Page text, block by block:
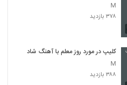
M
۳۷۸ بازدید
کلیپ در مورد روز معلم با آهنگ شاد
M
۳۸۸ بازدید